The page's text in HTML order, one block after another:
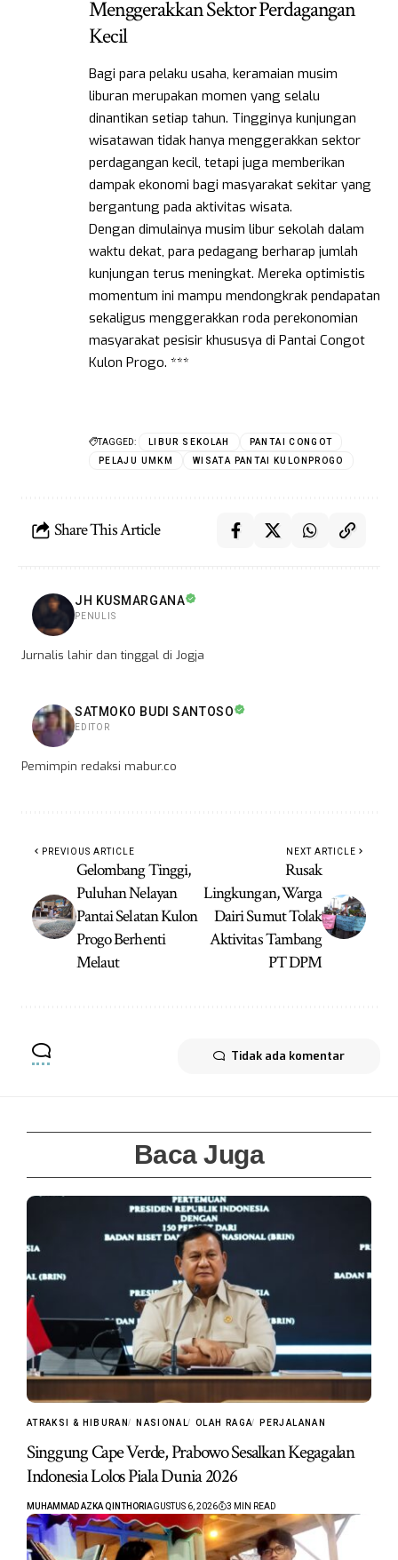
Menggerakkan Sektor Perdagangan
Kecil
Bagi para pelaku usaha, keramaian musim
liburan merupakan momen yang selalu
dinantikan setiap tahun. Tingginya kunjungan
wisatawan tidak hanya menggerakkan sektor
perdagangan kecil, tetapi juga memberikan
dampak ekonomi bagi masyarakat sekitar yang
bergantung pada aktivitas wisata.
Dengan dimulainya musim libur sekolah dalam
waktu dekat, para pedagang berharap jumlah
kunjungan terus meningkat. Mereka optimistis
momentum ini mampu mendongkrak pendapatan
sekaligus menggerakkan roda perekonomian
masyarakat pesisir khususya di Pantai Congot
Kulon Progo. ***
TAGGED: LIBUR SEKOLAH
PANTAI CONGOT
PELAJU UMKM
WISATA PANTAI KULONPROGO
Share This Article
JH KUSMARGANA
PENULIS
Jurnalis lahir dan tinggal di Jogja
SATMOKO BUDI SANTOSO
EDITOR
Pemimpin redaksi mabur.co
PREVIOUS ARTICLE
Gelombang Tinggi,
Puluhan Nelayan
Pantai Selatan Kulon
Progo Berhenti
Melaut
NEXT ARTICLE
Rusak
Lingkungan, Warga
Dairi Sumut Tolak
Aktivitas Tambang
PT DPM
Tidak ada komentar
Baca Juga
ATRAKSI & HIBURAN NASIONAL OLAH RAGA PERJALANAN
Singgung Cape Verde, Prabowo Sesalkan Kegagalan
Indonesia Lolos Piala Dunia 2026
MUHAMMAD AZKA QINTHORI AGUSTUS 6, 2026 3 MIN READ